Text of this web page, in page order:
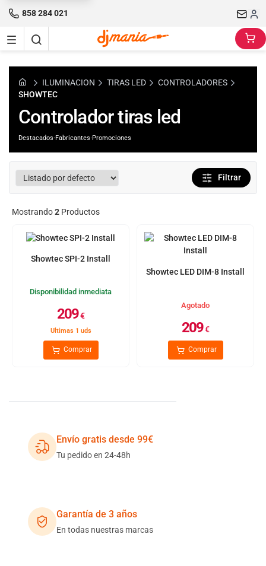
858 284 021
ILUMINACION TIRAS LED
CONTROLADORES
SHOWTEC
Controlador tiras led
Destacados·Fabricantes·Promociones
Filtrar
Mostrando2 Productos
Showtec SPI-2 Install
Disponibilidad inmediata
209€
Ultimas 1 uds
Comprar
Showtec LED DIM-8 Install
Agotado
209€
Comprar
Envío gratis desde 99€
Tu pedido en 24-48h
Garantía de 3 años
En todas nuestras marcas